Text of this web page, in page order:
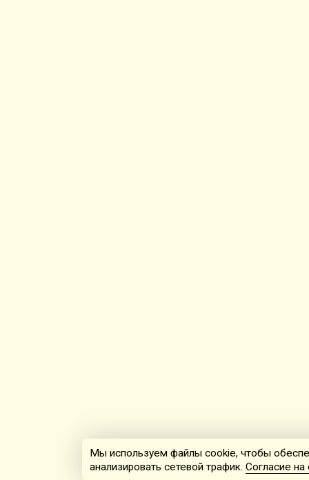
Мы используем файлы cookie, чтобы
анализировать сетевой трафик. Согласие на